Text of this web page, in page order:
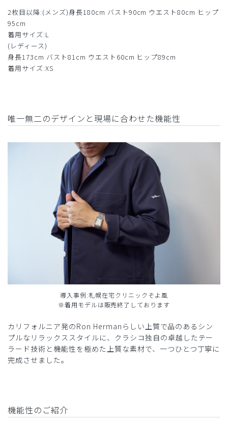
2枚目以降:(メンズ)身長180cm バスト90cm ウエスト80cm ヒップ
95cm
着用サイズ:L
(レディース)
身長173cm バスト81cm ウエスト60cm ヒップ89cm
着用サイズ:XS
唯一無二のデザインと現場に合わせた機能性
導入事例:札幌在宅クリニックそよ風
※着用モデルは販売終了しております
カリフォルニア発のRon Hermanらしい上質で品のあるシン
プルなリラックススタイルに、クラシコ独自の卓越したテー
ラード技術と機能性を極めた上質な素材で、一つひとつ丁寧に
完成させました。
機能性のご紹介